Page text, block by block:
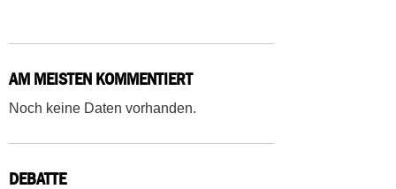
AM MEISTEN KOMMENTIERT
Noch keine Daten vorhanden.
DEBATTE